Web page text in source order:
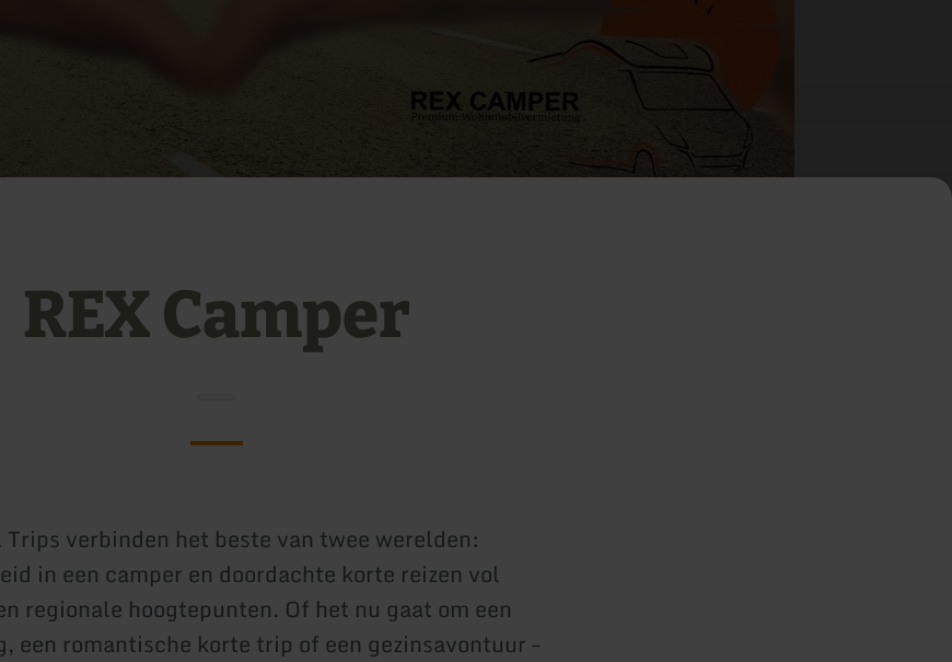
REX Camper
Trips verbinden het beste van twee werelden:
in een camper en doordachte korte reizen vol
regionale hoogtepunten. Of het nu gaat om een
een romantische korte trip of een gezinsavontuur –